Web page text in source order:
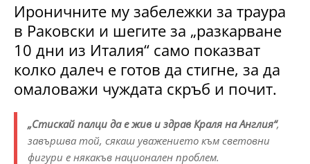
Ироничните му забележки за траура
в Раковски и шегите за „разкарване
10 дни из Италия“ само показват
колко далеч е готов да стигне, за да
омаловажи чуждата скръб и почит.
„Стискай палци да е жив и здрав Краля на Англия“,
завършва той, сякаш уважението към световни
фигури е някакъв национален проблем.